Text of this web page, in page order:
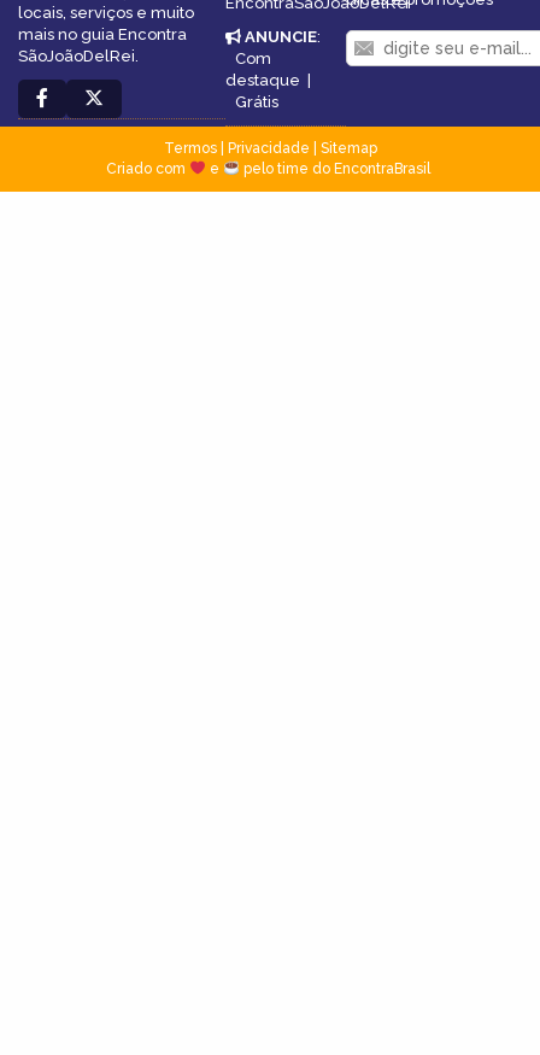
locais, serviços e muito
mais no guia Encontra
SãoJoãoDelRei.
ANUNCIE:
Com
destaque
Grátis
Termos| Privacidade
Sitemap
Criado com
e pelo time do EncontraBrasil